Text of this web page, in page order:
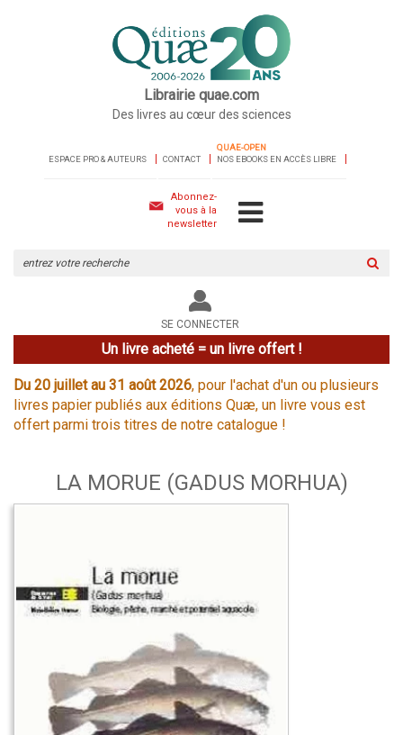
Librairie quae.com
Des livres au cœur des sciences
ESPACE PRO & AUTEURS CONTACT
QUAE-OPEN
NOS EBOOKS EN ACCÈS LIBRE
Abonnez-
vous à la
newsletter
le
site
SE CONNECTER
Un livre acheté = un livre offert !
Du 20 juillet au 31 août 2026, pour l'achat d'un ou plusieurs
livres papier publiés aux éditions Quæ, un livre vous est
offert parmi trois titres de notre catalogue !
LA MORUE (GADUS MORHUA)